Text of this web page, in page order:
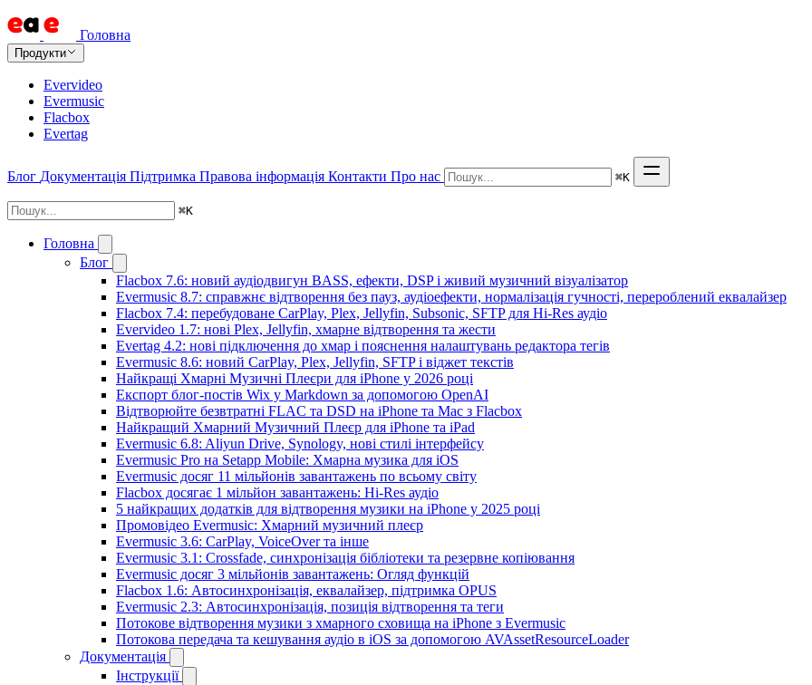
Головна
Продукти
Evervideo
Evermusic
Flacbox
Evertag
Блог Документація Підтримка Правова інформація Контакти Про нас ⌘K
⌘K
Головна
Блог
Flacbox 7.6: новий аудіодвигун BASS, ефекти, DSP і живий музичний візуалізатор
Evermusic 8.7: справжнє відтворення без пауз, аудіоефекти, нормалізація гучності, перероблений еквалайзер
Flacbox 7.4: перебудоване CarPlay, Plex, Jellyfin, Subsonic, SFTP для Hi-Res аудіо
Evervideo 1.7: нові Plex, Jellyfin, хмарне відтворення та жести
Evertag 4.2: нові підключення до хмар і пояснення налаштувань редактора тегів
Evermusic 8.6: новий CarPlay, Plex, Jellyfin, SFTP і віджет текстів
Найкращі Хмарні Музичні Плеєри для iPhone у 2026 році
Експорт блог-постів Wix у Markdown за допомогою OpenAI
Відтворюйте безвтратні FLAC та DSD на iPhone та Mac з Flacbox
Найкращий Хмарний Музичний Плеєр для iPhone та iPad
Evermusic 6.8: Aliyun Drive, Synology, нові стилі інтерфейсу
Evermusic Pro на Setapp Mobile: Хмарна музика для iOS
Evermusic досяг 11 мільйонів завантажень по всьому світу
Flacbox досягає 1 мільйон завантажень: Hi-Res аудіо
5 найкращих додатків для відтворення музики на iPhone у 2025 році
Промовідео Evermusic: Хмарний музичний плеєр
Evermusic 3.6: CarPlay, VoiceOver та інше
Evermusic 3.1: Crossfade, синхронізація бібліотеки та резервне копіювання
Evermusic досяг 3 мільйонів завантажень: Огляд функцій
Flacbox 1.6: Автосинхронізація, еквалайзер, підтримка OPUS
Evermusic 2.3: Автосинхронізація, позиція відтворення та теги
Потокове відтворення музики з хмарного сховища на iPhone з Evermusic
Потокова передача та кешування аудіо в iOS за допомогою AVAssetResourceLoader
Документація
Інструкції